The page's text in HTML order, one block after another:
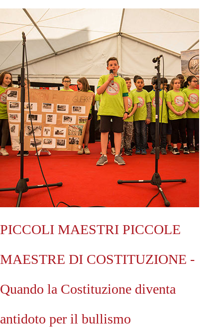
PICCOLI MAESTRI PICCOLE
MAESTRE DI COSTITUZIONE -
Quando la Costituzione diventa
antidoto per il bullismo